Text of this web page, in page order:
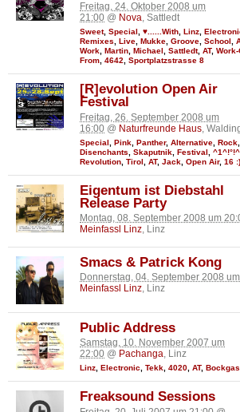
Freitag, 24. Oktober 2008 um
21:00 @ Nova, Sattledt
Sweet, Special, ♥......With, Linz,
Remixes, Live, Mukke, Groove, School,
Work, Martin, Michael, Sattledt, AT, Work-
From, 4642, Sportplatzstrasse 8
[R]evolution Open Air
Festival
Freitag, 26. September 2008 um
16:00 @ Naturfreunde Haus ,
Special Pink Panther, Alternative Rock
Disenchants
Skaputnik Festival
Revolution Tirol AT, Jack Open Air, 16 :)
Eigentum ist Diebstahl
Release Party
Montag, 08. September 2008 um
Meinfassl Linz, Linz
Smacs & Patrick Kong
Donnerstag, 04. September 2008
Meinfassl Linz, Linz
Public Address
Samstag, 10. November 2007 um
22:00 @ Pachanga, Linz
Linz, Electronic, Tekk, 4020, AT,
Freaksound Sessions